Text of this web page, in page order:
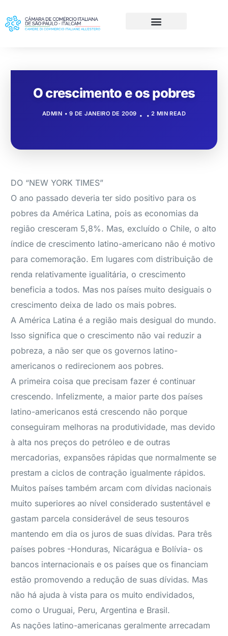
O crescimento e os pobres
ADMIN 9 DE JANEIRO DE 2009 2 MIN READ
DO “NEW YORK TIMES”
O ano passado deveria ter sido positivo para os
pobres da América Latina, pois as economias da
região cresceram 5,8%. Mas, excluído o Chile, o alto
índice de crescimento latino-americano não é motivo
para comemoração. Em lugares com distribuição de
renda relativamente igualitária, o crescimento
beneficia a todos. Mas nos países muito desiguais o
crescimento deixa de lado os mais pobres.
A América Latina é a região mais desigual do mundo.
Isso significa que o crescimento não vai reduzir a
pobreza, a não ser que os governos latino-
americanos o redirecionem aos pobres.
A primeira coisa que precisam fazer é continuar
crescendo. Infelizmente, a maior parte dos países
latino-americanos está crescendo não porque
conseguiram melhoras na produtividade, mas devido
à alta nos preços do petróleo e de outras
mercadorias, expansões rápidas que normalmente se
prestam a ciclos de contração igualmente rápidos.
Muitos países também arcam com dívidas nacionais
muito superiores ao nível considerado sustentável e
gastam parcela considerável de seus tesouros
mantendo em dia os juros de suas dívidas. Para três
países pobres -Honduras, Nicarágua e Bolívia- os
bancos internacionais e os países que os financiam
estão promovendo a redução de suas dívidas. Mas
não há ajuda à vista para os muito endividados,
como o Uruguai, Peru, Argentina e Brasil.
As nações latino-americanas geralmente arrecadam